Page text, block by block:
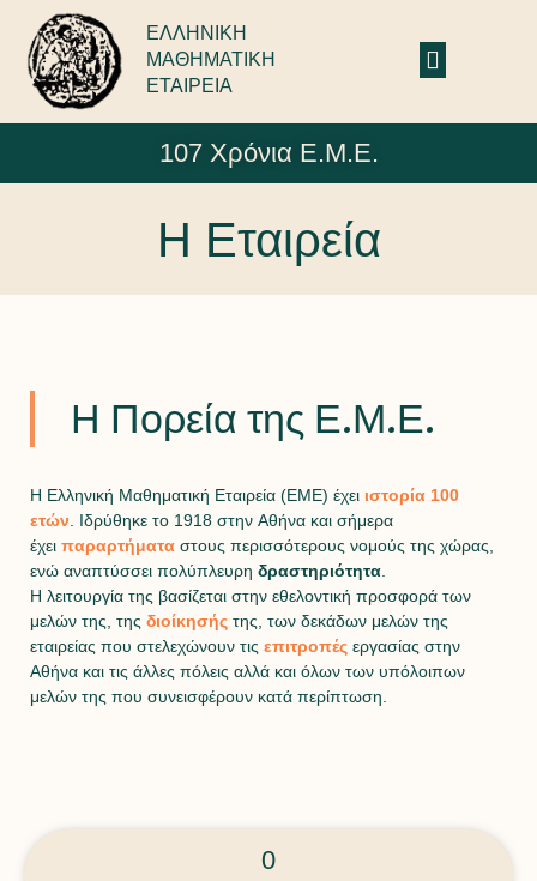
ΕΛΛΗΝΙΚΗ
ΜΑΘΗΜΑΤΙΚΗ
ΕΤΑΙΡΕΙΑ
107 Χρόνια Ε.Μ.Ε.
Η Εταιρεία
Η Πορεία της Ε.Μ.Ε.
Η Ελληνική Μαθηματική Εταιρεία (ΕΜΕ) έχει ιστορία 100
ετών . Ιδρύθηκε το 1918 στην Αθήνα και σήμερα
έχει παραρτήματα στους περισσότερους νομούς της χώρας,
ενώ αναπτύσσει πολύπλευρη δραστηριότητα
Η λειτουργία της βασίζεται στην εθελοντική προσφορά των
μελών της, της διοίκησής της, των δεκάδων μελών της
εταιρείας που στελεχώνουν τις επιτροπές εργασίας στην
Αθήνα και τις άλλες πόλεις αλλά και όλων των υπόλοιπων
μελών της που συνεισφέρουν κατά περίπτωση.
0